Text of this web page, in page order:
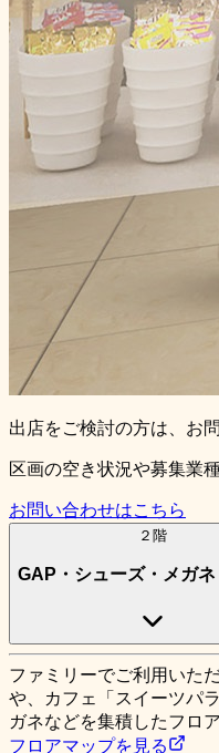
出店をご検討の方は、お
区画の空き状況や募集業
お問い合わせはこちら
２階
GAP・シューズ・メガネ
ファミリーでご利用いた
や、カフェ「スイーツパ
ガネなどを集積したフロア
フロアマップを見る